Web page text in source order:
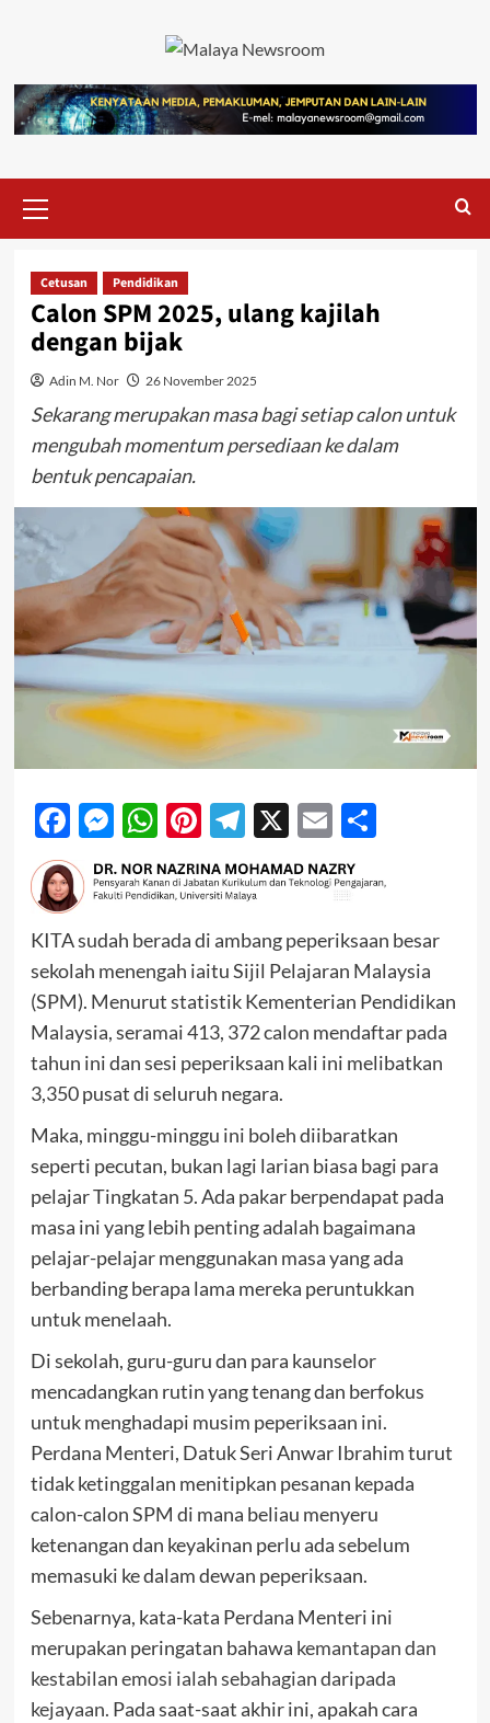
Cetusan Pendidikan
Calon SPM 2025, ulang kajilah
dengan bijak
Adin M. Nor 26 November 2025
Sekarang merupakan masa bagi setiap calon untuk
mengubah momentum persediaan ke dalam
bentuk pencapaian.
Facebook
Messenger
WhatsApp
Pinterest
Telegram
X EmailShare
KITA sudah berada di ambang peperiksaan besar
sekolah menengah iaitu Sijil Pelajaran Malaysia
(SPM). Menurut statistik Kementerian Pendidikan
Malaysia, seramai 413, 372 calon mendaftar pada
tahun ini dan sesi peperiksaan kali ini melibatkan
3,350 pusat di seluruh negara.
Maka, minggu-minggu ini boleh diibaratkan
seperti pecutan, bukan lagi larian biasa bagi para
pelajar Tingkatan 5. Ada pakar berpendapat pada
masa ini yang lebih penting adalah bagaimana
pelajar-pelajar menggunakan masa yang ada
berbanding berapa lama mereka peruntukkan
untuk menelaah.
Di sekolah, guru-guru dan para kaunselor
mencadangkan rutin yang tenang dan berfokus
untuk menghadapi musim peperiksaan ini.
Perdana Menteri, Datuk Seri Anwar Ibrahim turut
tidak ketinggalan menitipkan pesanan kepada
calon-calon SPM di mana beliau menyeru
ketenangan dan keyakinan perlu ada sebelum
memasuki ke dalam dewan peperiksaan.
Sebenarnya, kata-kata Perdana Menteri ini
merupakan peringatan bahawa kemantapan dan
kestabilan emosi ialah sebahagian daripada
kejayaan. Pada saat-saat akhir ini, apakah cara